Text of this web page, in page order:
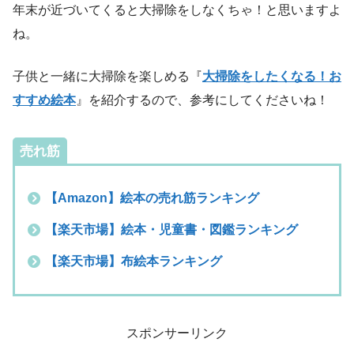
年末が近づいてくると大掃除をしなくちゃ！と思いますよ
ね。
子供と一緒に大掃除を楽しめる『大掃除をしたくなる！お
すすめ絵本』を紹介するので、参考にしてくださいね！
売れ筋
【Amazon】絵本の売れ筋ランキング
【楽天市場】絵本・児童書・図鑑ランキング
【楽天市場】布絵本ランキング
スポンサーリンク